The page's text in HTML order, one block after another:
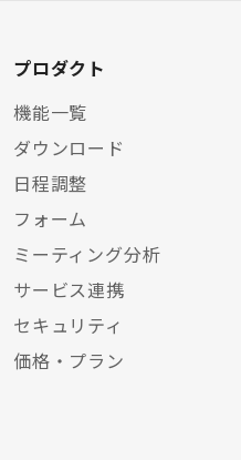
プロダクト
機能一覧
ダウンロード
日程調整
フォーム
ミーティング分析
サービス連携
セキュリティ
価格・プラン